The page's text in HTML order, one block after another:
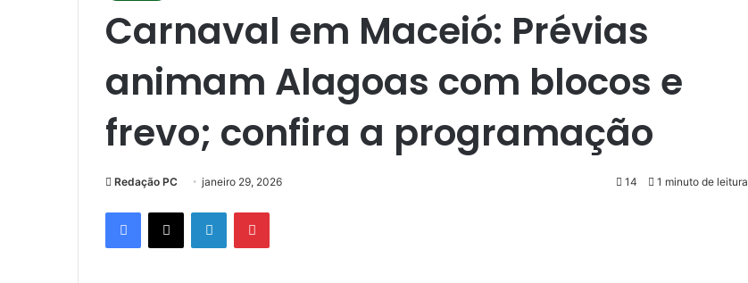
Carnaval em Maceió: Prévias
animam Alagoas com blocos e
frevo; confira a programação
Redação PC janeiro 29, 2026 14 1 minuto de leitura
Facebook
X LinkedinPinterest